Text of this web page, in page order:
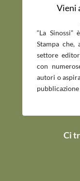
Vieni
“La Sinossi”
Stampa che,
settore
con
autori o
Ci